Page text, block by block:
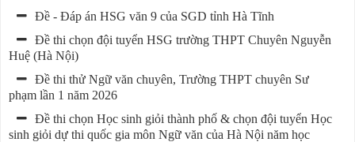
Đề - Đáp án HSG văn 9 của SGD tỉnh Hà Tĩnh
Đề thi chọn đội tuyển HSG trường THPT Chuyên Nguyễn
Huệ (Hà Nội)
Đề thi thử Ngữ văn chuyên, Trường THPT chuyên Sư
phạm lần 1 năm 2026
Đề thi chọn Học sinh giỏi thành phố & chọn đội tuyển Học
sinh giỏi dự thi quốc gia môn Ngữ văn của Hà Nội năm học